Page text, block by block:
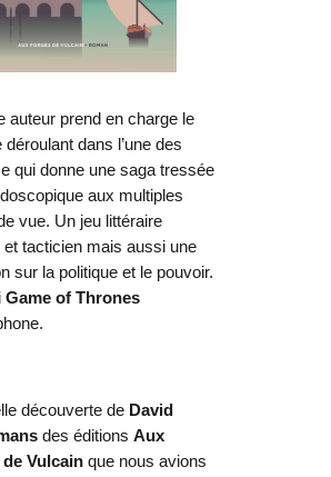
auteur prend en charge le
déroulant dans l’une des
qui donne une saga tressée
aux multiples
vue. Un jeu littéraire
et tacticien mais aussi une
sur la politique et le pouvoir.
Game of Thrones
découverte de David
des éditions Aux
Vulcain que nous avions